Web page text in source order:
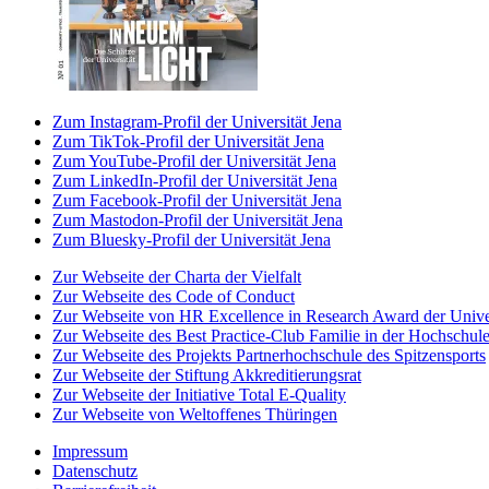
Zum Instagram-Profil der Universität Jena
Zum TikTok-Profil der Universität Jena
Zum YouTube-Profil der Universität Jena
Zum LinkedIn-Profil der Universität Jena
Zum Facebook-Profil der Universität Jena
Zum Mastodon-Profil der Universität Jena
Zum Bluesky-Profil der Universität Jena
Zur Webseite der Charta der Vielfalt
Zur Webseite des Code of Conduct
Zur Webseite von HR Excellence in Research Award der
Zur Webseite des Best Practice-Club Familie in der Hochschule
Zur Webseite des Projekts Partnerhochschule des Spitzensports
Zur Webseite der Stiftung Akkreditierungsrat
Zur Webseite der Initiative Total E-Quality
Zur Webseite von Weltoffenes Thüringen
Impressum
Datenschutz